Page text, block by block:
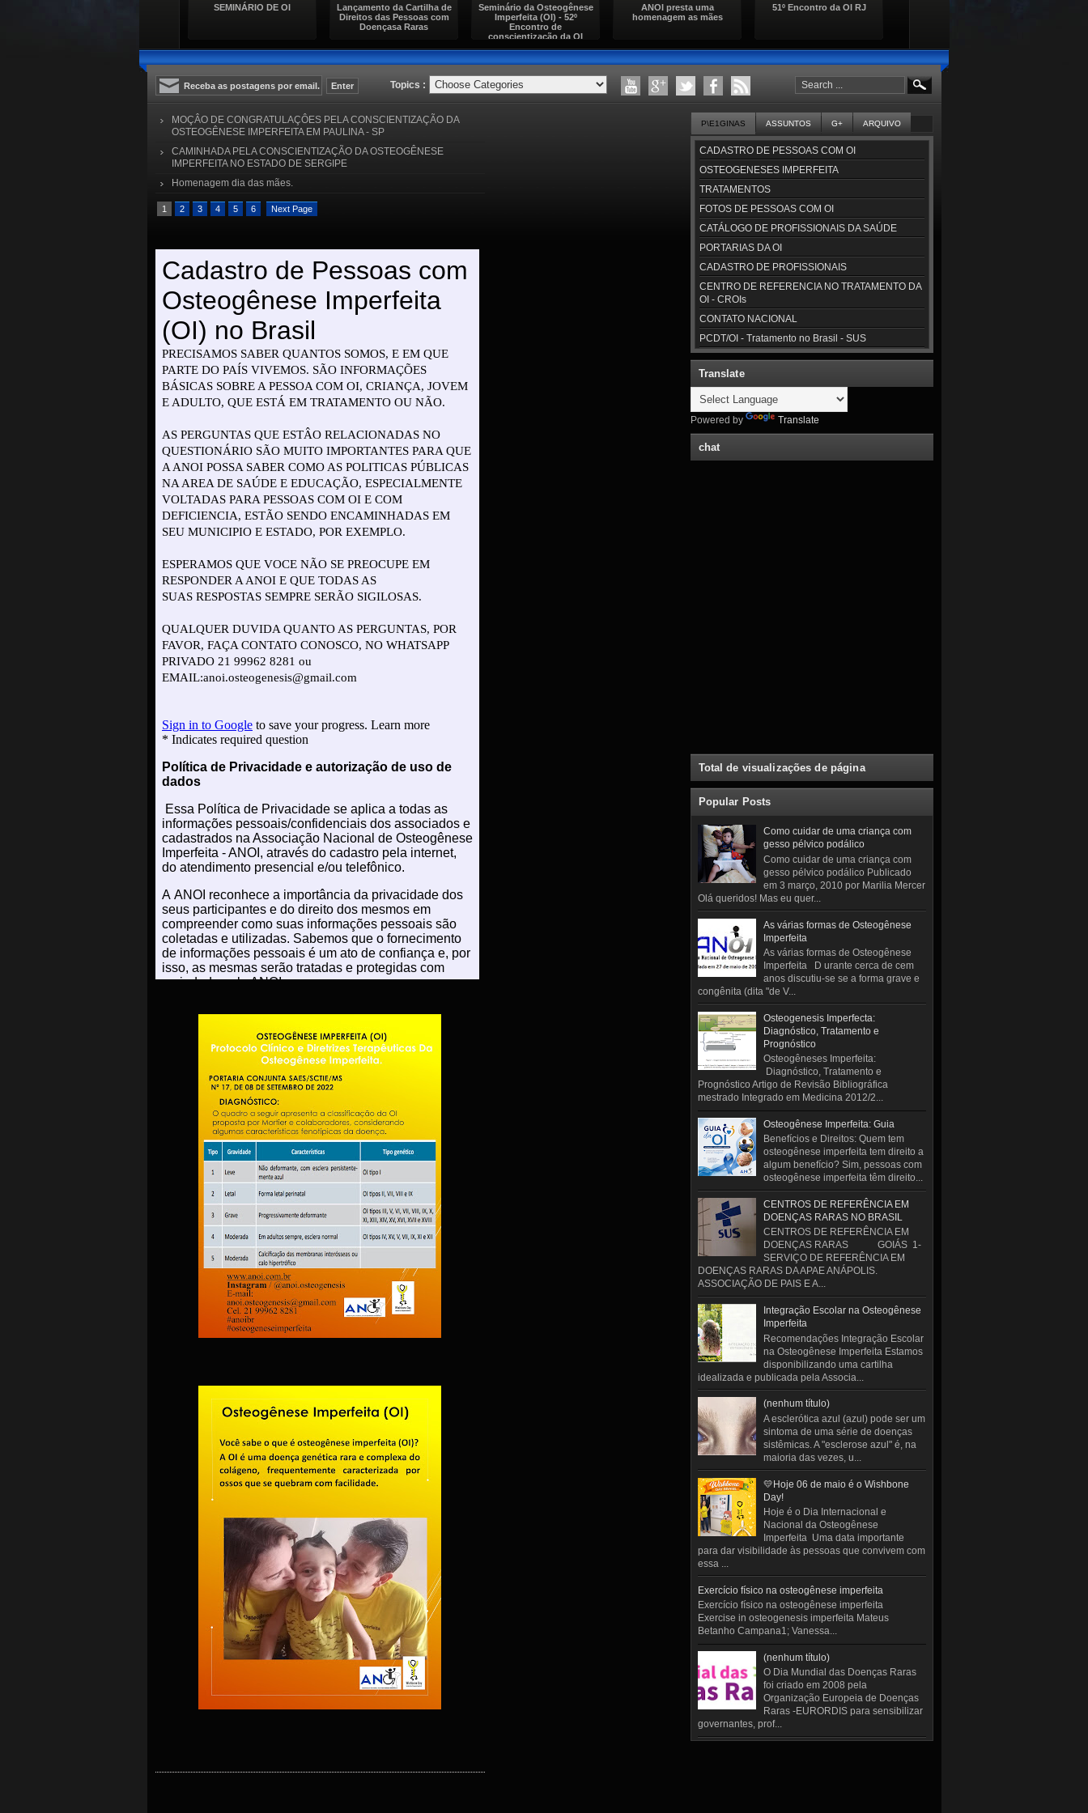
SEMINÁRIO DE OI
Lançamento da Cartilha de
Direitos das Pessoas com
Doençasa Raras
Seminário da Osteogênese
Imperfeita (OI) - 52º
Encontro de
conscientização da OI
ANOI presta uma
homenagem as mães
51º Encontro da OI RJ
Topics :
MOÇÂO DE CONGRATULAÇÔES PELA CONSCIENTIZAÇÃO DA
OSTEOGÊNESE IMPERFEITA EM PAULINA - SP
CAMINHADA PELA CONSCIENTIZAÇÃO DA OSTEOGÊNESE
IMPERFEITA NO ESTADO DE SERGIPE
Homenagem dia das mães.
1 2 3 4 5 6 Next Page
P\E1GINAS ASSUNTOS G+ ARQUIVO
CADASTRO DE PESSOAS COM OI
OSTEOGENESES IMPERFEITA
TRATAMENTOS
FOTOS DE PESSOAS COM OI
CATÁLOGO DE PROFISSIONAIS DA SAÚDE
PORTARIAS DA OI
CADASTRO DE PROFISSIONAIS
CENTRO DE REFERENCIA NO TRATAMENTO DA
OI - CROIs
CONTATO NACIONAL
PCDT/OI - Tratamento no Brasil - SUS
Translate
Powered by Translate
chat
Total de visualizações de página
Popular Posts
Como cuidar de uma criança com
gesso pélvico podálico
Como cuidar de uma criança com
gesso pélvico podálico Publicado
em 3 março, 2010 por Marilia Mercer
Olá queridos! Mas eu quer...
As várias formas de Osteogênese
Imperfeita
As várias formas de Osteogênese
Imperfeita D urante cerca de cem
anos discutiu-se se a forma grave e
congênita (dita "de V...
Osteogenesis Imperfecta:
Diagnóstico, Tratamento e
Prognóstico
Osteogêneses Imperfeita:
Diagnóstico, Tratamento e
Prognóstico Artigo de Revisão Bibliográfica
mestrado Integrado em Medicina 2012/2...
Osteogênese Imperfeita: Guia
Benefícios e Direitos: Quem tem
osteogênese imperfeita tem direito a
algum benefício? Sim, pessoas com
osteogênese imperfeita têm direito...
CENTROS DE REFERÊNCIA EM
DOENÇAS RARAS NO BRASIL
CENTROS DE REFERÊNCIA EM
DOENÇAS RARAS GOIÁS 1-
SERVIÇO DE REFERÊNCIA EM
DOENÇAS RARAS DA APAE ANÁPOLIS.
ASSOCIAÇÃO DE PAIS E A...
Integração Escolar na Osteogênese
Imperfeita
Recomendações Integração Escolar
na Osteogênese Imperfeita Estamos
disponibilizando uma cartilha
idealizada e publicada pela Associa...
(nenhum título)
A esclerótica azul (azul) pode ser um
sintoma de uma série de doenças
sistêmicas. A "esclerose azul" é, na
maioria das vezes, u...
💛Hoje 06 de maio é o Wishbone
Day!
Hoje é o Dia Internacional e
Nacional da Osteogênese
Imperfeita Uma data importante
para dar visibilidade às pessoas que convivem com
essa ...
Exercício físico na osteogênese imperfeita
Exercício físico na osteogênese imperfeita
Exercise in osteogenesis imperfeita Mateus
Betanho Campana1; Vanessa...
(nenhum título)
O Dia Mundial das Doenças Raras
foi criado em 2008 pela
Organização Europeia de Doenças
Raras -EURORDIS para sensibilizar
governantes, prof...